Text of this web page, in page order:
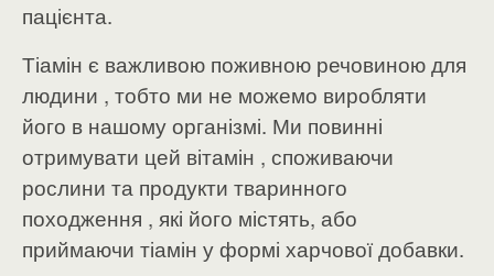
пацієнта.
Тіамін є важливою поживною речовиною для
людини , тобто ми не можемо виробляти
його в нашому організмі. Ми повинні
отримувати цей вітамін , споживаючи
рослини та продукти тваринного
походження , які його містять, або
приймаючи тіамін у формі харчової добавки.